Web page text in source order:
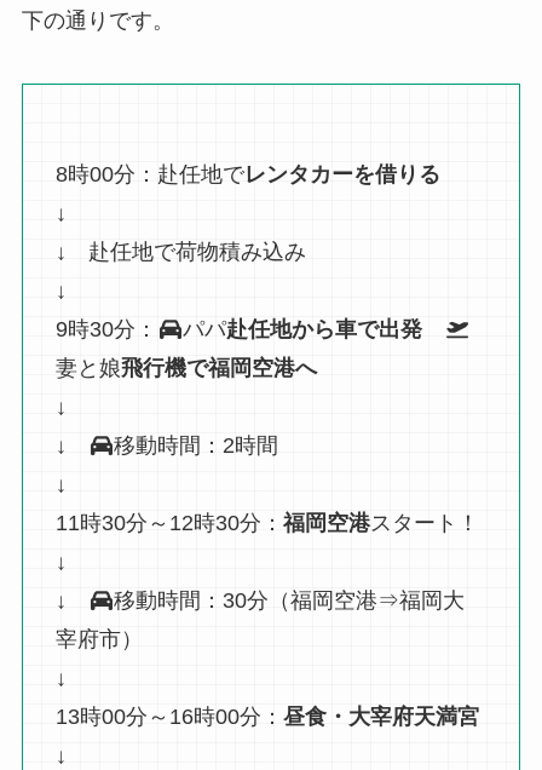
下の通りです。
8時00分：赴任地でレンタカーを借りる
↓
↓ 赴任地で荷物積み込み
↓
9時30分：
パパ赴任地から車で出発
妻と娘飛行機で福岡空港へ
↓
↓
移動時間：2時間
↓
11時30分～12時30分： 福岡空港スタート！
↓
↓
移動時間：30分（福岡空港⇒福岡大
宰府市）
↓
13時00分～16時00分： 昼食・大宰府天満宮
↓